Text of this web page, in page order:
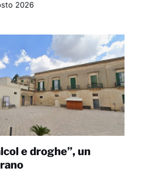
2026
e droghe”, un